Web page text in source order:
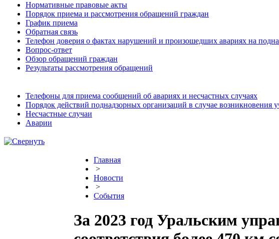
Нормативные правовые акты
Порядок приема и рассмотрения обращений граждан
График приема
Обратная связь
Телефон доверия о фактах нарушений и произошедших авариях на
Вопрос-ответ
Обзор обращений граждан
Результаты рассмотрения обращений
Телефоны для приема сообщений об авариях и несчастных случаях
Порядок действий поднадзорных организаций в случае возникновения
Несчастные случаи
Аварии
Главная
>
Новости
>
События
За 2023 год Уральским